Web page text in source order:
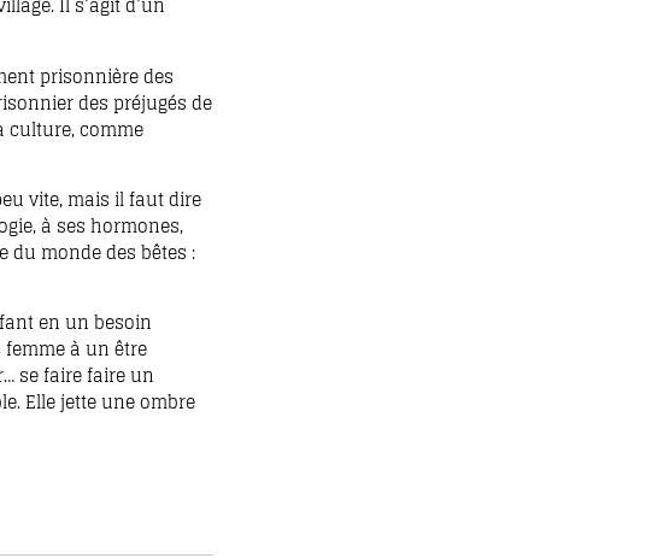
Il s’agit d’un
prisonnière des
des préjugés de
culture, comme
vite, mais il faut dire
à ses hormones,
du monde des bêtes :
en un besoin
à un être
se faire faire un
Elle jette une ombre